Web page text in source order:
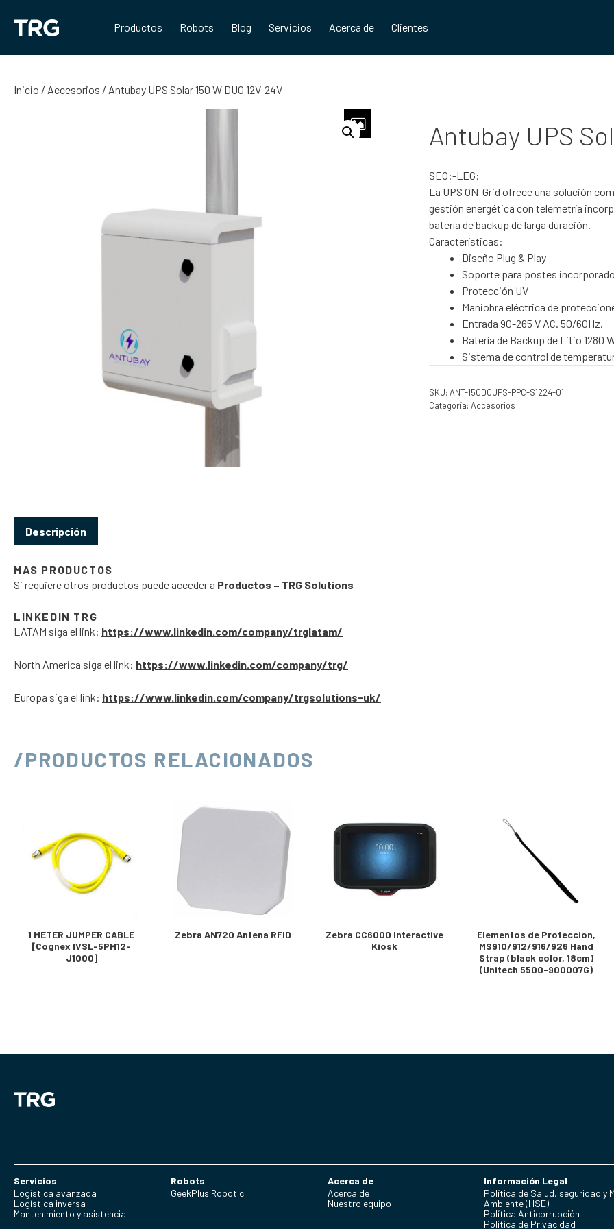
contenido
Productos Robots Blog Servicios Acerca de Clientes
Inicio / Accesorios / Antubay UPS Solar 150 W DUO 12V-24V
Antubay UPS
SEO:-LEG:
La UPS ON-Grid ofrece una solución
gestión energética con telemetría
batería de backup de larga duración.
Características:
Diseño Plug & Play
Soporte para postes incorporado
Protección UV
Maniobra eléctrica de
Entrada 90-265 V AC. 50/60Hz.
Batería de Backup de Litio 1280
Sistema de control de
SKU: ANT-150DCUPS-PPC-S1224-01
Categoría: Accesorios
Descripción
MAS PRODUCTOS
Si requiere otros productos puede acceder a Productos – TRG Solutions
LINKEDIN TRG
LATAM siga el link: https://www.linkedin.com/company/trglatam/
North America siga el link: https://www.linkedin.com/company/trg/
Europa siga el link: https://www.linkedin.com/company/trgsolutions-uk/
/PRODUCTOS RELACIONADOS
1 METER JUMPER CABLE
[Cognex IVSL-5PM12-
J1000]
Zebra AN720 Antena RFID
Zebra CC6000 Interactive
Kiosk
Elementos de Proteccion,
MS910/912/916/926 Hand
Strap (black color, 18cm)
(Unitech 5500-900007G)
Servicios
Logística avanzada
Logística inversa
Mantenimiento y asistencia
Robots
GeekPlus Robotic
Acerca de
Acerca de
Nuestro equipo
Información Legal
Política de Salud, seguridad y
Ambiente (HSE)
Política Anticorrupción
Politica de Privacidad